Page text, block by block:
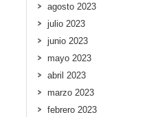
agosto 2023
julio 2023
junio 2023
mayo 2023
abril 2023
marzo 2023
febrero 2023